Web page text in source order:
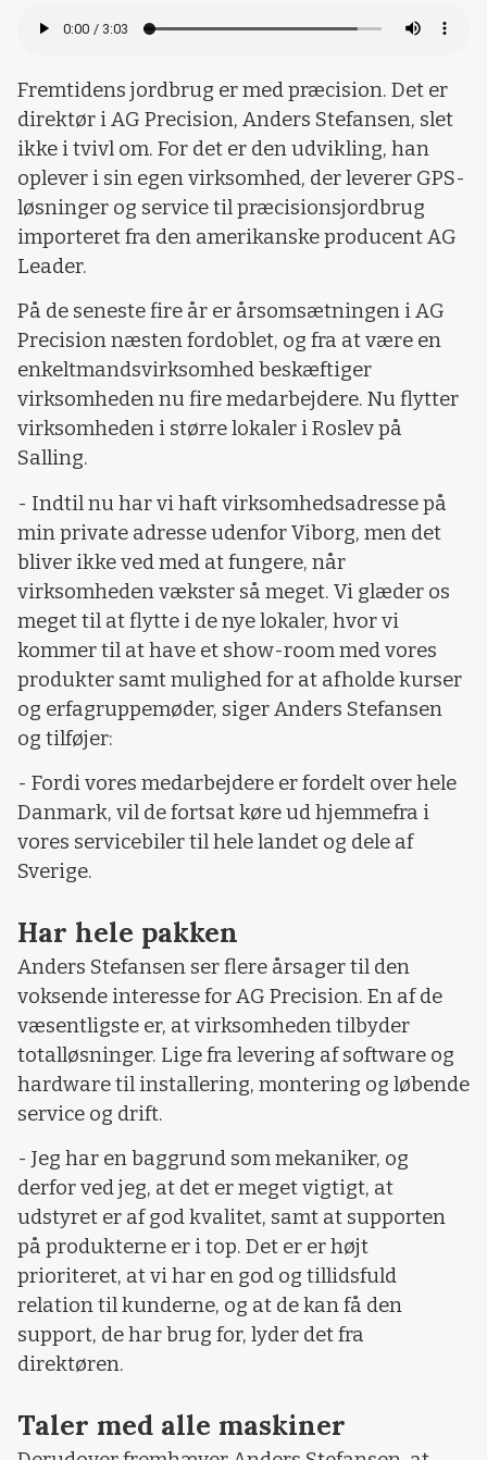
Fremtidens jordbrug er med præcision. Det er
direktør i AG Precision, Anders Stefansen, slet
ikke i tvivl om. For det er den udvikling, han
oplever i sin egen virksomhed, der leverer GPS-
løsninger og service til præcisionsjordbrug
importeret fra den amerikanske producent AG
Leader.
På de seneste fire år er årsomsætningen i AG
Precision næsten fordoblet, og fra at være en
enkeltmandsvirksomhed beskæftiger
virksomheden nu fire medarbejdere. Nu flytter
virksomheden i større lokaler i Roslev på
Salling.
- Indtil nu har vi haft virksomhedsadresse på
min private adresse udenfor Viborg, men det
bliver ikke ved med at fungere, når
virksomheden vækster så meget. Vi glæder os
meget til at flytte i de nye lokaler, hvor vi
kommer til at have et show-room med vores
produkter samt mulighed for at afholde kurser
og erfagruppemøder, siger Anders Stefansen
og tilføjer:
- Fordi vores medarbejdere er fordelt over hele
Danmark, vil de fortsat køre ud hjemmefra i
vores servicebiler til hele landet og dele af
Sverige.
Har hele pakken
Anders Stefansen ser flere årsager til den
voksende interesse for AG Precision. En af de
væsentligste er, at virksomheden tilbyder
totalløsninger. Lige fra levering af software og
hardware til installering, montering og løbende
service og drift.
- Jeg har en baggrund som mekaniker, og
derfor ved jeg, at det er meget vigtigt, at
udstyret er af god kvalitet, samt at supporten
på produkterne er i top. Det er er højt
prioriteret, at vi har en god og tillidsfuld
relation til kunderne, og at de kan få den
support, de har brug for, lyder det fra
direktøren.
Taler med alle maskiner